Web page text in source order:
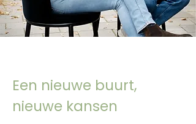
Een nieuwe buurt,
nieuwe kansen